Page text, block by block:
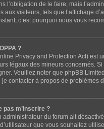
l’obligation de le faire, mais
aux visiteurs, tels que l’affichage
c’est pourquoi nous vous
?
Privacy and Protection Act)
légaux des mineurs concernés.
Veuillez noter que phpBB
contacter à propos de problèmes
pas m’inscrire ?
administrateur du forum ait
que vous souhaitez